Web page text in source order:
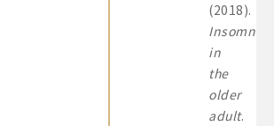
(2018).
Insomnia
in
the
older
adult.